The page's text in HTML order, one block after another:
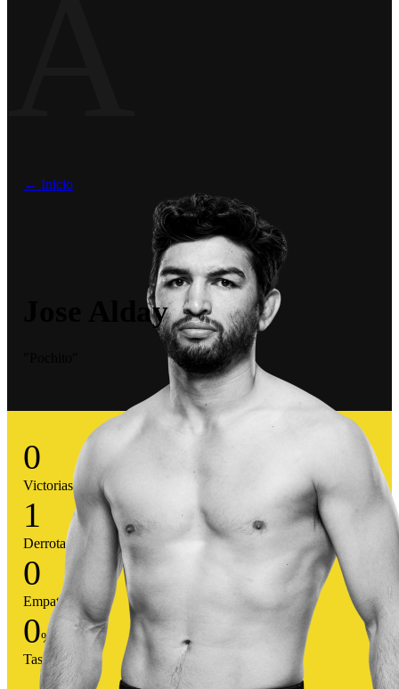
← Inicio
Jose Alday
0
Victorias
1
Derrotas
0
Empates
0%
Tasa victoria